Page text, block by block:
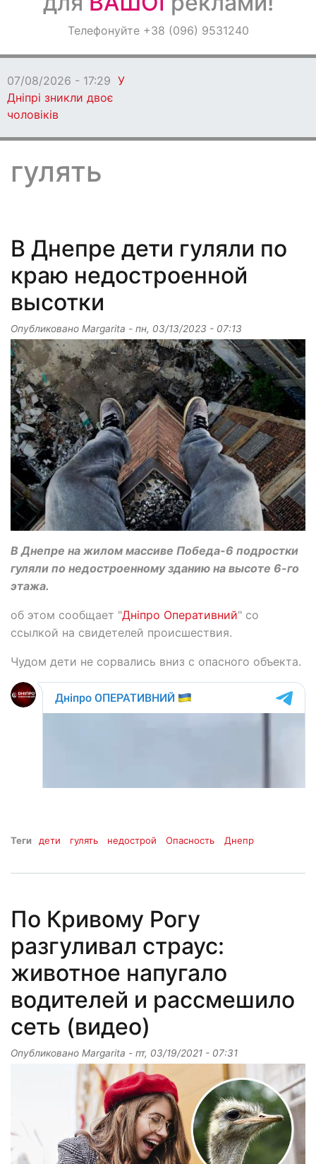
ОголошенняТелефонуйте +38 (096) 9531240
07/08/2026 - 17:29 У
Дніпрі зникли двоє
чоловіків
гулять
В Днепре дети гуляли по
краю недостроенной
высотки
Опубликовано Margarita - пн, 03/13/2023 - 07:13
В Днепре на жилом массиве Победа-6 подростки
гуляли по недостроенному зданию на высоте 6-го
этажа.
об этом сообщает "Дніпро Оперативний" со
ссылкой на свидетелей происшествия.
Чудом дети не сорвались вниз с опасного объекта.
Теги дети гулять недострой Опасность Днепр
По Кривому Рогу
разгуливал страус:
животное напугало
водителей и рассмешило
сеть (видео)
Опубликовано Margarita - пт, 03/19/2021 - 07:31